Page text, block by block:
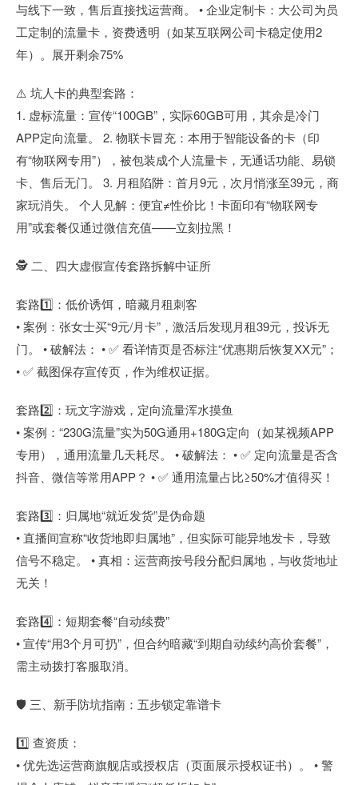
与线下一致，售后直接找运营商。 • 企业定制卡：大公司为员
工定制的流量卡，资费透明（如某互联网公司卡稳定使用2
年）。展开剩余75%
⚠️ 坑人卡的典型套路：
1. 虚标流量：宣传“100GB”，实际60GB可用，其余是冷门
APP定向流量。 2. 物联卡冒充：本用于智能设备的卡（印
有“物联网专用”），被包装成个人流量卡，无通话功能、易锁
卡、售后无门。 3. 月租陷阱：首月9元，次月悄涨至39元，商
家玩消失。 个人见解：便宜≠性价比！卡面印有“物联网专
用”或套餐仅通过微信充值——立刻拉黑！
🕵️ 二、四大虚假宣传套路拆解中证所
套路1️⃣：低价诱饵，暗藏月租刺客
• 案例：张女士买“9元/月卡”，激活后发现月租39元，投诉无
门。 • 破解法： • ✅ 看详情页是否标注“优惠期后恢复XX元”；
• ✅ 截图保存宣传页，作为维权证据。
套路2️⃣：玩文字游戏，定向流量浑水摸鱼
• 案例：“230G流量”实为50G通用+180G定向（如某视频APP
专用），通用流量几天耗尽。 • 破解法： • ✅ 定向流量是否含
抖音、微信等常用APP？ • ✅ 通用流量占比≥50%才值得买！
套路3️⃣：归属地“就近发货”是伪命题
• 直播间宣称“收货地即归属地”，但实际可能异地发卡，导致
信号不稳定。 • 真相：运营商按号段分配归属地，与收货地址
无关！
套路4️⃣：短期套餐“自动续费”
• 宣传“用3个月可扔”，但合约暗藏“到期自动续约高价套餐”，
需主动拨打客服取消。
🛡️ 三、新手防坑指南：五步锁定靠谱卡
1️⃣ 查资质：
• 优先选运营商旗舰店或授权店（页面展示授权证书）。 • 警